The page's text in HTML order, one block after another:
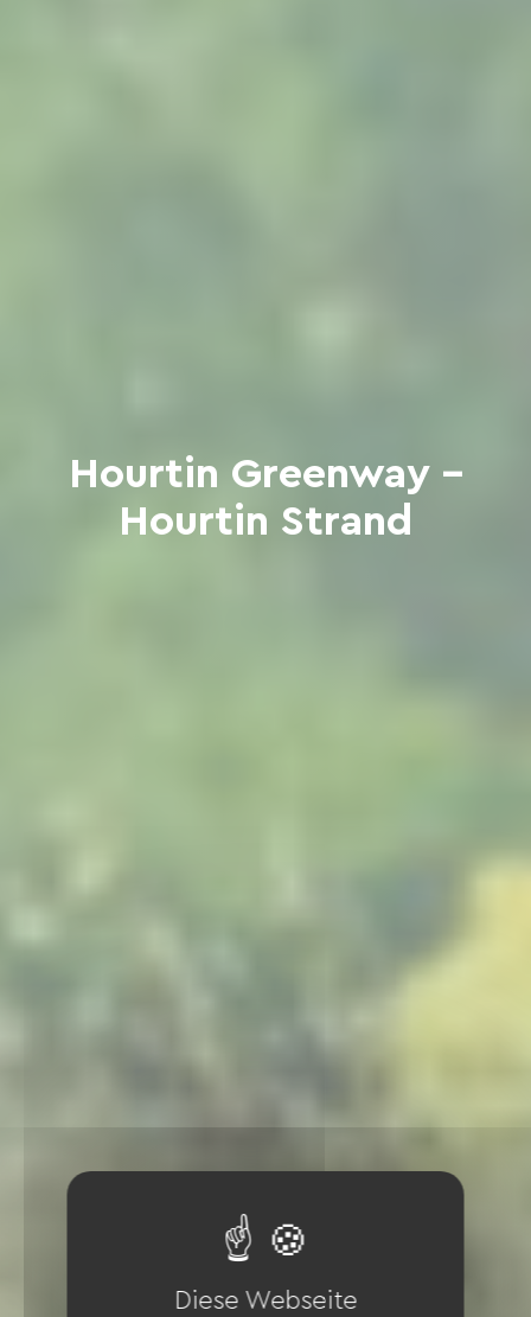
Hourtin Greenway –
Hourtin Strand
Diese Webseite